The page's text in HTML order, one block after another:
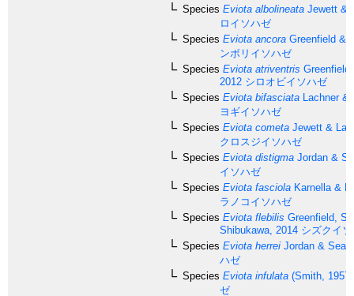
Species Eviota albolineata Jewett &
ロイソハゼ
Species Eviota ancora Greenfield &
ンボリイソハゼ
Species Eviota atriventris
2012 シロオビイソハゼ
Species Eviota bifasciata Lachner &
ヨギイソハゼ
Species Eviota cometa Jewett &
クロスジイソハゼ
Species Eviota distigma Jordan &
イソハゼ
Species Eviota fasciola Karnella &
ラノコイソハゼ
Species Eviota flebilis Greenfield,
Shibukawa, 2014 シズクイ
Species Eviota herrei Jordan &
ハゼ
Species Eviota infulata (Smith, 1957)
ゼ